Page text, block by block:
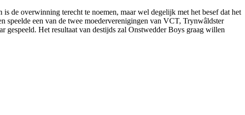
de overwinning terecht te noemen, maar wel degelijk met het besef dat het
speelde een van de twee moederverenigingen van VCT, Trynwâldster
Het resultaat van destijds zal Onstwedder Boys graag willen